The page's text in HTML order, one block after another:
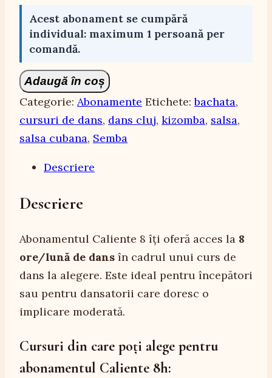
Acest abonament se cumpără
individual: maximum 1 persoană per
comandă.
Cantitate
ABONAMENT
CALIENTE
8H
Adaugă în coș
Categorie: Abonamente Etichete:bachata,
cursuri de dans, dans cluj, kizomba, salsa,
salsa cubana, Semba
Descriere
Descriere
Abonamentul Caliente 8 îți oferă acces la 8
ore/lună de dans în cadrul unui curs de
dans la alegere. Este ideal pentru începători
sau pentru dansatorii care doresc o
implicare moderată.
Cursuri din care poți alege pentru
abonamentul Caliente 8h: